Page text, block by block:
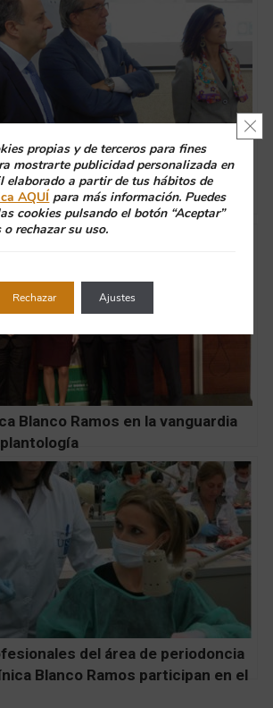
de la clínica Blanco Ramos
de formación sobre
Complejos
Blanco Ramos en la vanguardia
del área de periodoncia
Blanco Ramos participan en el
propias y de terceros para fines
mostrarte publicidad personalizada en
elaborado a partir de tus hábitos de
AQUÍ para más información. Puedes
cookies pulsando el botón “Aceptar”
rechazar su uso.
Rechazar Ajustes